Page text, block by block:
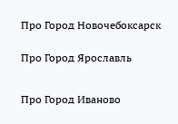
Про Город Новочебоксарск
Про Город Ярославль
Про Город Иваново